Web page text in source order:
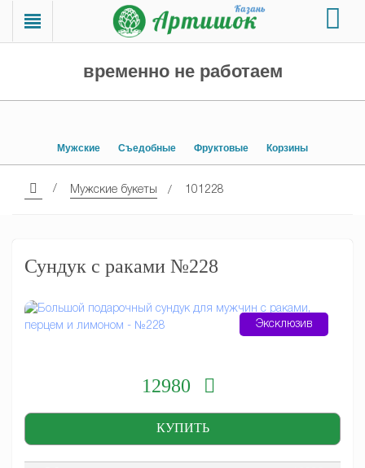
временно не работаем
Мужские Съедобные Фруктовые Корзины
Мужские букеты 101228
Эксклюзив
Сундук с раками №228
12980